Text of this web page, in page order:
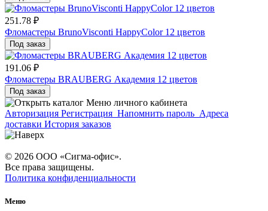
251.78 ₽
Фломастеры BrunoVisconti HappyColor 12 цветов
Под заказ
191.06 ₽
Фломастеры BRAUBERG Академия 12 цветов
Под заказ
Меню личного кабинета
Авторизация Регистрация Напомнить пароль Адреса
доставки История заказов
© 2026 ООО «Сигма-офис».
Все права защищены.
Политика конфиденциальности
Меню